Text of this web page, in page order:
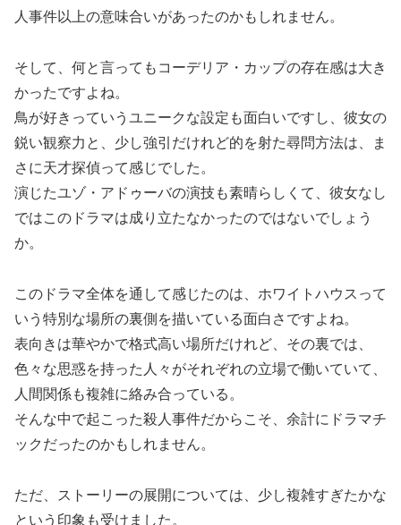
人事件以上の意味合いがあったのかもしれません。
そして、何と言ってもコーデリア・カップの存在感は大き
かったですよね。
鳥が好きっていうユニークな設定も面白いですし、彼女の
鋭い観察力と、少し強引だけれど的を射た尋問方法は、ま
さに天才探偵って感じでした。
演じたユゾ・アドゥーバの演技も素晴らしくて、彼女なし
ではこのドラマは成り立たなかったのではないでしょう
か。
このドラマ全体を通して感じたのは、ホワイトハウスって
いう特別な場所の裏側を描いている面白さですよね。
表向きは華やかで格式高い場所だけれど、その裏では、
色々な思惑を持った人々がそれぞれの立場で働いていて、
人間関係も複雑に絡み合っている。
そんな中で起こった殺人事件だからこそ、余計にドラマチ
ックだったのかもしれません。
ただ、ストーリーの展開については、少し複雑すぎたかな
という印象も受けました。